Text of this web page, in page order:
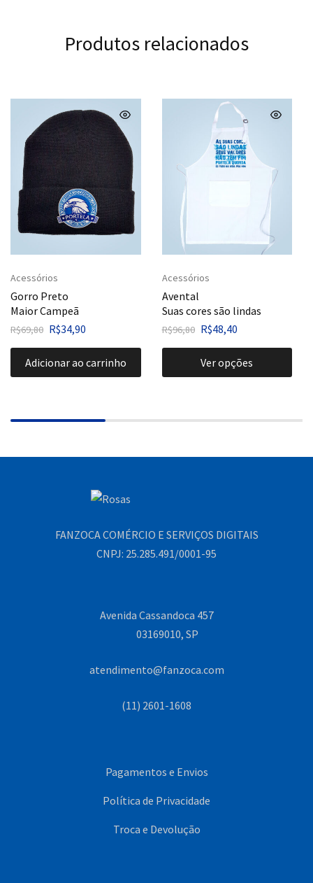
Produtos relacionados
Acessórios
Gorro Preto
Maior Campeã
R$69,80 R$34,90
Adicionar ao carrinho
Acessórios
Avental
Suas cores são lindas
R$96,80 R$48,40
Ver opções
FANZOCA COMÉRCIO E SERVIÇOS DIGITAIS
CNPJ: 25.285.491/0001-95
Avenida Cassandoca 457
03169010, SP
atendimento@fanzoca.com
(11) 2601-1608
Pagamentos e Envios
Política de Privacidade
Troca e Devolução